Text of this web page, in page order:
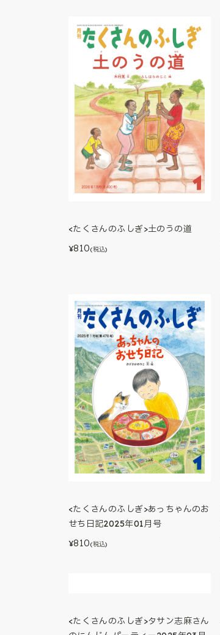
<たくさんのふしぎ>土のうの道
¥810(税込)
<たくさんのふしぎ>あっちゃんのお
せち日記2025年01月号
¥810(税込)
<たくさんのふしぎ>タサン志麻さん